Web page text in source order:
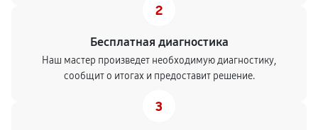
2
Бесплатная диагностика
Наш мастер произведет необходимую диагностику,
сообщит о итогах и предоставит решение.
3